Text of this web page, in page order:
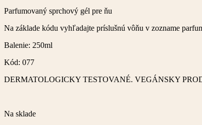
Parfumovaný sprchový gél pre ňu
Na základe kódu vyhľadajte príslušnú vôňu v zozname
Balenie: 250ml
Kód: 077
DERMATOLOGICKY TESTOVANÉ. VEGÁNSKY
Na sklade